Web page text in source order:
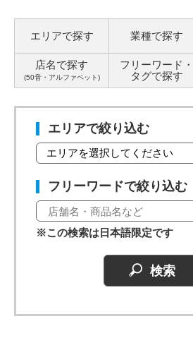
エリアで探す 業種で探す
店名で探す
(50音・アルファベット)
フリーワード・
タグで探す
エリアで絞り込む
フリーワードで絞り込む
※この検索は日本語限定です